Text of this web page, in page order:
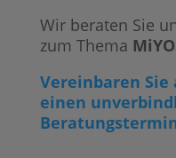
Wir beraten Sie
zum Thema
Vereinbaren Sie
einen